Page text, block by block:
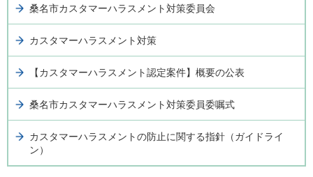
桑名市カスタマーハラスメント対策委員会
カスタマーハラスメント対策
【カスタマーハラスメント認定案件】概要の公表
桑名市カスタマーハラスメント対策委員委嘱式
カスタマーハラスメントの防止に関する指針（ガイドライ
ン）